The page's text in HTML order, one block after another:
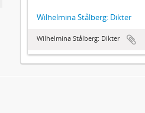
Wilhelmina Stålberg: Dikter
Wilhelmina Stålberg: Dikter